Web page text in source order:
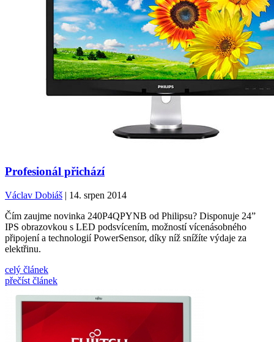
Profesionál přichází
Václav Dobiáš | 14. srpen 2014
Čím zaujme novinka 240P4QPYNB od Philipsu? Disponuje 24”
IPS obrazovkou s LED podsvícením, možností vícenásobného
připojení a technologií PowerSensor, díky níž snížíte výdaje za
elektřinu.
celý článek
přečíst článek